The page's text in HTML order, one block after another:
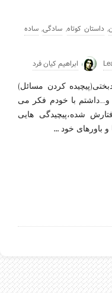
,داستان کوتاه, سادگی, ساده
ابراهیم کیان فرد
کردن مسائل)
با خودم فکر می
شده،پیچیدگی هایی
باورهای خود …